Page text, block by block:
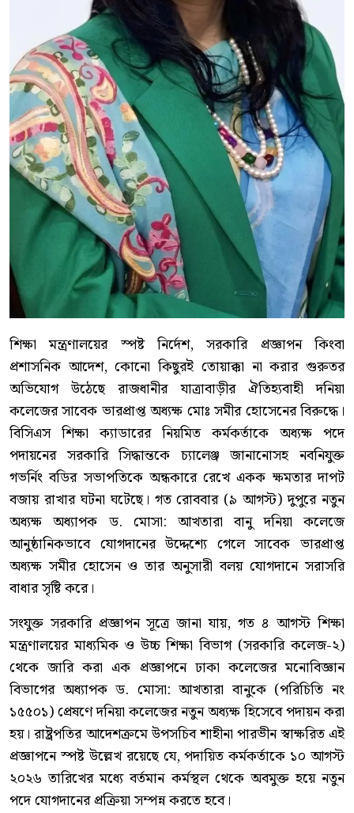
শিক্ষা মন্ত্রণালয়ের স্পষ্ট নির্দেশ, সরকারি প্রজ্ঞাপন কিংবা
প্রশাসনিক আদেশ, কোনো কিছুরই তোয়াক্কা না করার গুরুতর
অভিযোগ উঠেছে রাজধানীর যাত্রাবাড়ীর ঐতিহ্যবাহী দনিয়া
কলেজের সাবেক ভারপ্রাপ্ত অধ্যক্ষ মোঃ সমীর হোসেনের বিরুদ্ধে।
বিসিএস শিক্ষা ক্যাডারের নিয়মিত কর্মকর্তাকে অধ্যক্ষ পদে
পদায়নের সরকারি সিদ্ধান্তকে চ্যালেঞ্জ জানানোসহ নবনিযুক্ত
গভর্নিং বডির সভাপতিকে অন্ধকারে রেখে একক ক্ষমতার দাপট
বজায় রাখার ঘটনা ঘটেছে। গত রোববার (৯ আগস্ট) দুপুরে নতুন
অধ্যক্ষ অধ্যাপক ড. মোসা: আখতারা বানু দনিয়া কলেজে
আনুষ্ঠানিকভাবে যোগদানের উদ্দেশ্যে গেলে সাবেক ভারপ্রাপ্ত
অধ্যক্ষ সমীর হোসেন ও তার অনুসারী বলয় যোগদানে সরাসরি
বাধার সৃষ্টি করে।
সংযুক্ত সরকারি প্রজ্ঞাপন সূত্রে জানা যায়, গত ৪ আগস্ট শিক্ষা
মন্ত্রণালয়ের মাধ্যমিক ও উচ্চ শিক্ষা বিভাগ (সরকারি কলেজ-২)
থেকে জারি করা এক প্রজ্ঞাপনে ঢাকা কলেজের মনোবিজ্ঞান
বিভাগের অধ্যাপক ড. মোসা: আখতারা বানুকে (পরিচিতি নং
১৫৫০১) প্রেষণে দনিয়া কলেজের নতুন অধ্যক্ষ হিসেবে পদায়ন করা
হয়। রাষ্ট্রপতির আদেশক্রমে উপসচিব শাহীনা পারভীন স্বাক্ষরিত এই
প্রজ্ঞাপনে স্পষ্ট উল্লেখ রয়েছে যে, পদায়িত কর্মকর্তাকে ১০ আগস্ট
২০২৬ তারিখের মধ্যে বর্তমান কর্মস্থল থেকে অবমুক্ত হয়ে নতুন
পদে যোগদানের প্রক্রিয়া সম্পন্ন করতে হবে।